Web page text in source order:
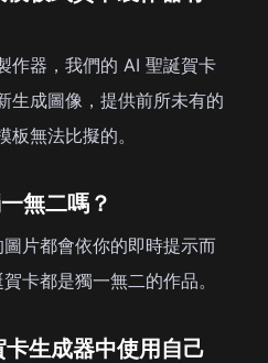
作器，我們的 AI 聖誕賀卡
生成圖像，提供前所未有的
無法比擬的。
無二嗎？
片都會依你的即時提示而
卡都是獨一無二的作品。
生成器中使用自己